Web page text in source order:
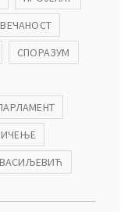
СПОРАЗУМ